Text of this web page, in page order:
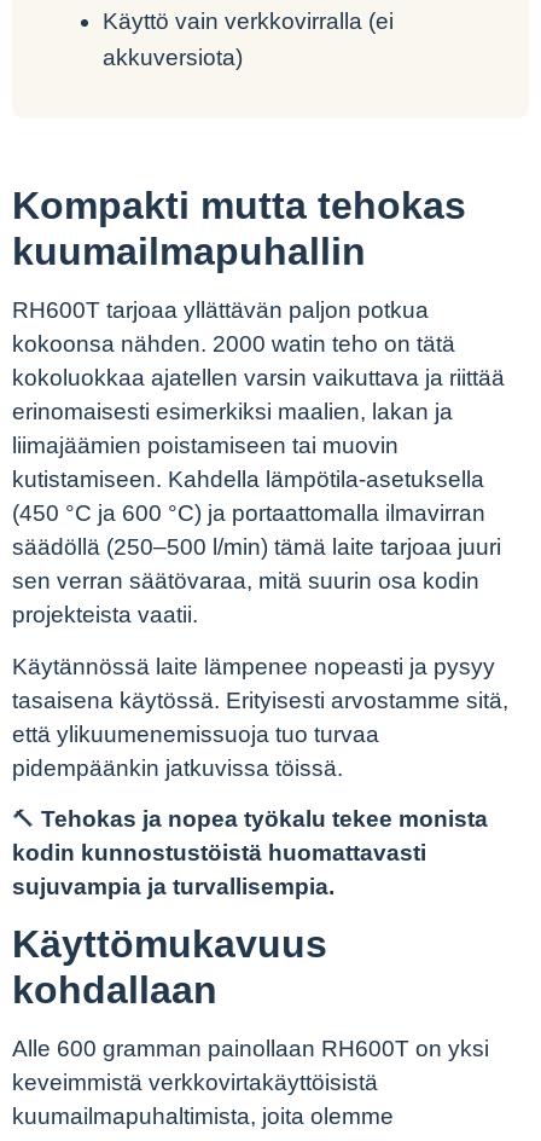
Käyttö vain verkkovirralla (ei
akkuversiota)
Kompakti mutta tehokas
kuumailmapuhallin
RH600T tarjoaa yllättävän paljon potkua
kokoonsa nähden. 2000 watin teho on tätä
kokoluokkaa ajatellen varsin vaikuttava ja riittää
erinomaisesti esimerkiksi maalien, lakan ja
liimajäämien poistamiseen tai muovin
kutistamiseen. Kahdella lämpötila-asetuksella
(450 °C ja 600 °C) ja portaattomalla ilmavirran
säädöllä (250–500 l/min) tämä laite tarjoaa juuri
sen verran säätövaraa, mitä suurin osa kodin
projekteista vaatii.
Käytännössä laite lämpenee nopeasti ja pysyy
tasaisena käytössä. Erityisesti arvostamme sitä,
että ylikuumenemissuoja tuo turvaa
pidempäänkin jatkuvissa töissä.
🔨 Tehokas ja nopea työkalu tekee monista
kodin kunnostustöistä huomattavasti
sujuvampia ja turvallisempia.
Käyttömukavuus
kohdallaan
Alle 600 gramman painollaan RH600T on yksi
keveimmistä verkkovirtakäyttöisistä
kuumailmapuhaltimista, joita olemme